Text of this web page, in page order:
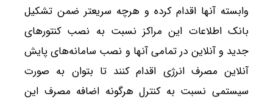
وابسته آنها اقدام کرده و هرچه سریعتر ضمن تشکیل
بانک اطلاعات این مراکز نسبت به نصب کنتورهای
جدید و آنلاین در تمامی آنها و نصب سامانه‌های پایش
آنلاین مصرف انرژی اقدام کنند تا بتوان به صورت
سیستمی نسبت به کنترل هرگونه اضافه مصرف این